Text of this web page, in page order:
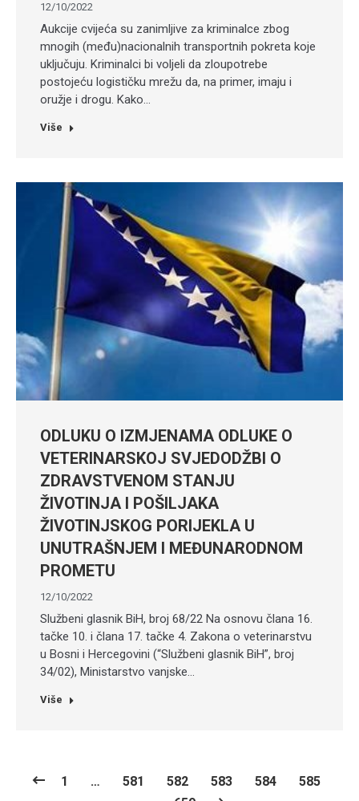
12/10/2022
Aukcije cvijeća su zanimljive za kriminalce zbog
mnogih (među)nacionalnih transportnih pokreta koje
uključuju. Kriminalci bi voljeli da zloupotrebe
postojeću logističku mrežu da, na primer, imaju i
oružje i drogu. Kako…
Više
ODLUKU O IZMJENAMA ODLUKE O
VETERINARSKOJ SVJEDODŽBI O
ZDRAVSTVENOM STANJU
ŽIVOTINJA I POŠILJAKA
ŽIVOTINJSKOG PORIJEKLA U
UNUTRAŠNJEM I MEĐUNARODNOM
PROMETU
12/10/2022
Službeni glasnik BiH, broj 68/22 Na osnovu člana 16.
tačke 10. i člana 17. tačke 4. Zakona o veterinarstvu
u Bosni i Hercegovini (“Službeni glasnik BiH”, broj
34/02), Ministarstvo vanjske…
Više
1 … 581 582 583 584
585